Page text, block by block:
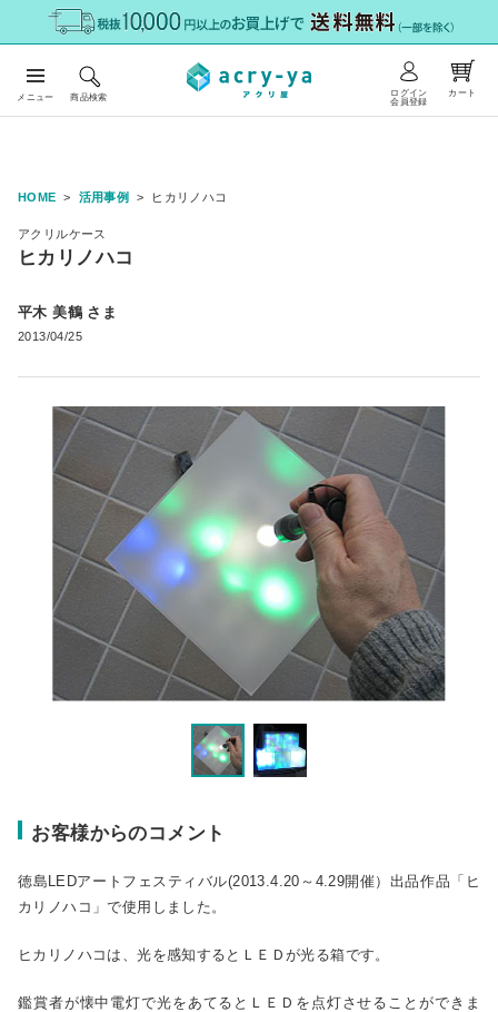
メニュー 商品検索
ログイン
会員登録
カート
HOME 活用事例 ヒカリノハコ
アクリルケース
ヒカリノハコ
平木 美鶴 さま
2013/04/25
お客様からのコメント
徳島LEDアートフェスティバル(2013.4.20～4.29開催）出品作品「ヒ
カリノハコ」で使用しました。
ヒカリノハコは、光を感知するとＬＥＤが光る箱です。
鑑賞者が懐中電灯で光をあてるとＬＥＤを点灯させることができま